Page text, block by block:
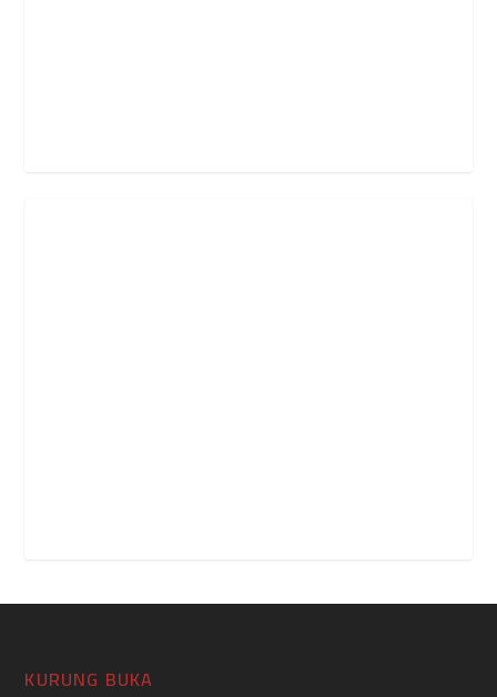
KURUNG BUKA